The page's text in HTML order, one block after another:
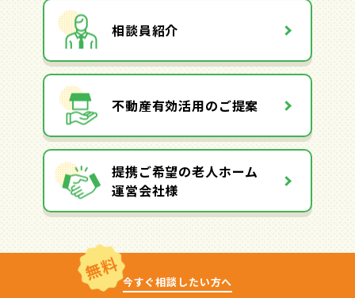
相談員紹介
不動産有効活用のご提案
提携ご希望の老人ホーム
運営会社様
無料 今すぐ相談したい方へ